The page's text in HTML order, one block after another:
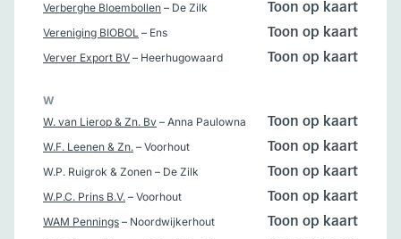
Verberghe Bloembollen – De Zilk Toon op kaart
Vereniging BIOBOL – Ens Toon op kaart
Verver Export BV – Heerhugowaard Toon op kaart
W
W. van Lierop & Zn. Bv – Anna Paulowna Toon op kaart
W.F. Leenen & Zn. – Voorhout Toon op kaart
W.P. Ruigrok & Zonen – De Zilk Toon op kaart
W.P.C. Prins B.V. – Voorhout Toon op kaart
WAM Pennings – Noordwijkerhout Toon op kaart